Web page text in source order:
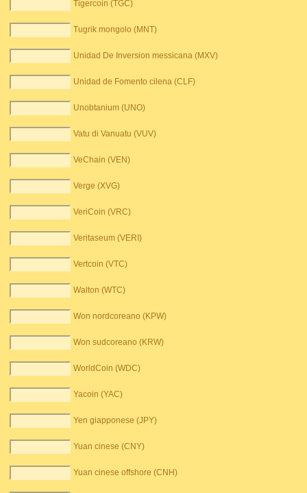
Tigercoin (TGC)
Tugrik mongolo (MNT)
Unidad De Inversion messicana (MXV)
Unidad de Fomento cilena (CLF)
Unobtanium (UNO)
Vatu di Vanuatu (VUV)
VeChain (VEN)
Verge (XVG)
VeriCoin (VRC)
Veritaseum (VERI)
Vertcoin (VTC)
Walton (WTC)
Won nordcoreano (KPW)
Won sudcoreano (KRW)
WorldCoin (WDC)
Yacoin (YAC)
Yen giapponese (JPY)
Yuan cinese (CNY)
Yuan cinese offshore (CNH)